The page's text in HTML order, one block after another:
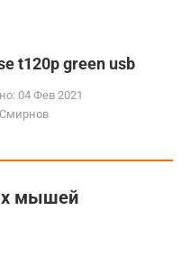
t120p green usb
04 Фев 2021
мышей